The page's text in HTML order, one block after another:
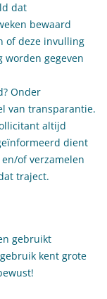
dat
bewaard
of deze invulling
worden gegeven
Onder
van transparantie.
altijd
dient
of verzamelen
traject.
gebruikt
kent grote